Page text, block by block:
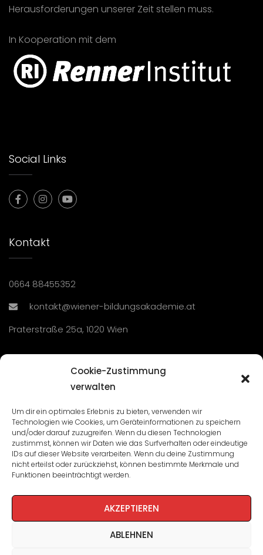
Cookie-Zustimmung
verwalten
Um dir ein optimales Erlebnis zu bieten, verwenden wir
Technologien wie Cookies, um Geräteinformationen zu speichern
und/oder darauf zuzugreifen. Wenn du diesen Technologien
zustimmst, können wir Daten wie das Surfverhalten oder eindeutige
IDs auf dieser Website verarbeiten. Wenn du deine Zustimmung
nicht erteilst oder zurückziehst, können bestimmte Merkmale und
Funktionen beeinträchtigt werden.
AKZEPTIEREN
ABLEHNEN
Herausforderungen unserer Zeit stellen muss.
In Kooperation mit dem
Social Links
Kontakt
0664 88455352
kontakt@wiener-bildungsakademie.at
Praterstraße 25a, 1020 Wien
Seminare und Veranstaltungen
Lehrgänge
WBA: Direktion und Team
Impressum/Datenschutz
Cookie-Richtlinie